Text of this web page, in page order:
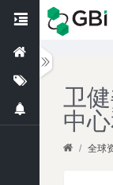
卫
中
/ 全球